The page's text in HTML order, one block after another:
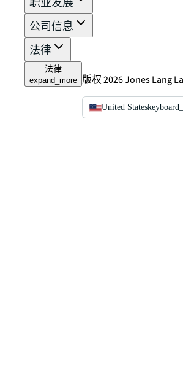
公司信息
法律
法律
expand_more 版权 2026 Jones Lang
United States